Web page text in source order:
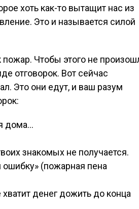
хоть как-то вытащит нас из
Это и называется силой
Чтобы этого не
отговорок. Вот сейчас
Это они едут, и ваш разум
дома…
знакомых не получается.
(пожарная пена
хватит денег дожить до конца